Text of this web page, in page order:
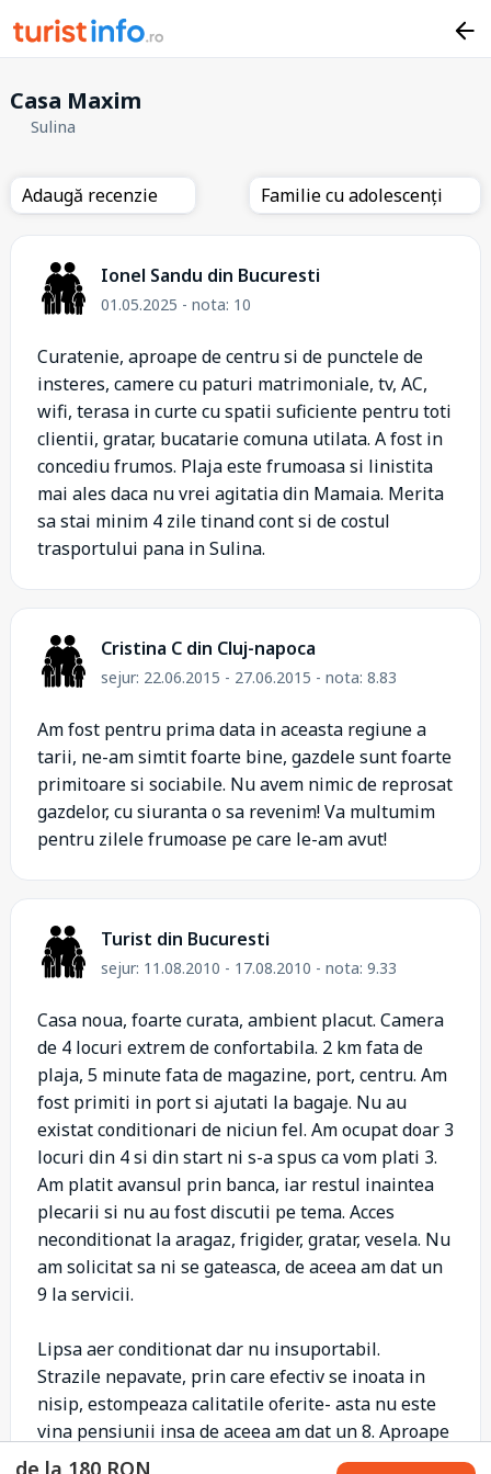
Casa Maxim
Sulina
Adaugă recenzie Familie cu adolescenți
Ionel Sandu din Bucuresti
01.05.2025 - nota: 10
Curatenie, aproape de centru si de punctele de
insteres, camere cu paturi matrimoniale, tv, AC,
wifi, terasa in curte cu spatii suficiente pentru toti
clientii, gratar, bucatarie comuna utilata. A fost in
concediu frumos. Plaja este frumoasa si linistita
mai ales daca nu vrei agitatia din Mamaia. Merita
sa stai minim 4 zile tinand cont si de costul
trasportului pana in Sulina.
Cristina C din Cluj-napoca
sejur: 22.06.2015 - 27.06.2015 - nota: 8.83
Am fost pentru prima data in aceasta regiune a
tarii, ne-am simtit foarte bine, gazdele sunt foarte
primitoare si sociabile. Nu avem nimic de reprosat
gazdelor, cu siuranta o sa revenim! Va multumim
pentru zilele frumoase pe care le-am avut!
Turist din Bucuresti
sejur: 11.08.2010 - 17.08.2010 - nota: 9.33
Casa noua, foarte curata, ambient placut. Camera
de 4 locuri extrem de confortabila. 2 km fata de
plaja, 5 minute fata de magazine, port, centru. Am
fost primiti in port si ajutati la bagaje. Nu au
existat conditionari de niciun fel. Am ocupat doar 3
locuri din 4 si din start ni s-a spus ca vom plati 3.
Am platit avansul prin banca, iar restul inaintea
plecarii si nu au fost discutii pe tema. Acces
neconditionat la aragaz, frigider, gratar, vesela. Nu
am solicitat sa ni se gateasca, de aceea am dat un
9 la servicii.
Lipsa aer conditionat dar nu insuportabil.
Strazile nepavate, prin care efectiv se inoata in
nisip, estompeaza calitatile oferite- asta nu este
vina pensiunii insa de aceea am dat un 8. Aproape
de port, magazine.
de la 180 RON